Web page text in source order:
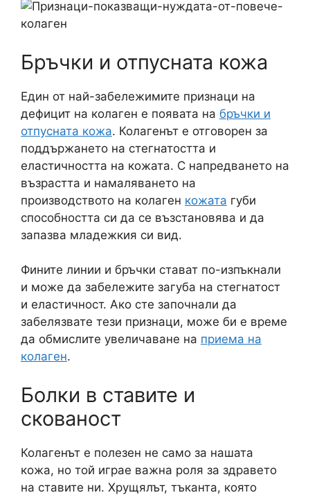
Бръчки и отпусната кожа
Един от най-забележимите признаци на
дефицит на колаген е появата на бръчки и
отпусната кожа. Колагенът е отговорен за
поддържането на стегнатостта и
еластичността на кожата. С напредването на
възрастта и намаляването на
производството на колаген кожата губи
способността си да се възстановява и да
запазва младежкия си вид.
Фините линии и бръчки стават по-изпъкнали
и може да забележите загуба на стегнатост
и еластичност. Ако сте започнали да
забелязвате тези признаци, може би е време
да обмислите увеличаване на приема на
колаген.
Болки в ставите и
скованост
Колагенът е полезен не само за нашата
кожа, но той играе важна роля за здравето
на ставите ни. Хрущялът, тъканта, която